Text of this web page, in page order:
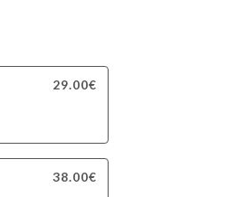
29.00€
38.00€